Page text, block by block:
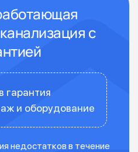
с
гарантия
и оборудование
недостатков в течение